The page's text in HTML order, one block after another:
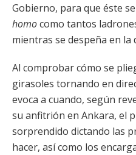
Gobierno, para que éste
homocomo tantos
mientras se despeña en la
Al comprobar cómo se
girasoles tornando en
evoca a cuando, según
su anfitrión en Ankara, el
sorprendido dictando las
hacer, así como los